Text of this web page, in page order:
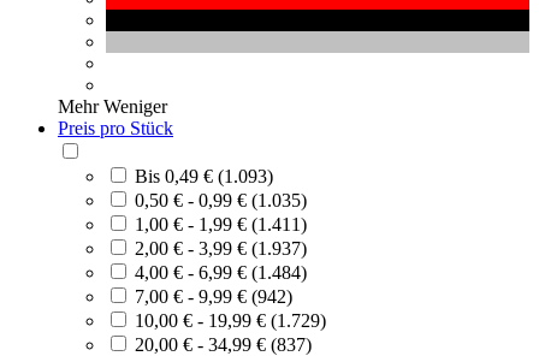
Mehr Weniger
Preis pro Stück
Bis 0,49 € (1.093)
0,50 € - 0,99 € (1.035)
1,00 € - 1,99 € (1.411)
2,00 € - 3,99 € (1.937)
4,00 € - 6,99 € (1.484)
7,00 € - 9,99 € (942)
10,00 € - 19,99 € (1.729)
20,00 € - 34,99 € (837)